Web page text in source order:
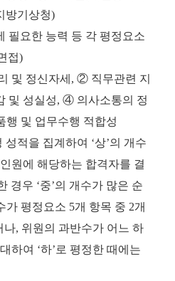
방기상청)
필요한 능력 등 각 평정요소
접)
및 정신자세, ② 직무관련 지
및 성실성, ④ 의사소통의 정
행 및 업무수행 적합성
적을 집계하여 ‘상’의 개수
원에 해당하는 합격자를 결
경우 ‘중’의 개수가 많은 순
가 평정요소 5개 항목 중 2개
나, 위원의 과반수가 어느 하
하여 ‘하’로 평정한 때에는